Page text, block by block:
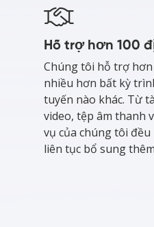
Hỗ trợ hơn 100
Chúng tôi hỗ trợ
nhiều hơn bất kỳ
tuyến nào khác. Từ
video, tệp âm thanh
vụ của chúng tôi
liên tục bổ sung